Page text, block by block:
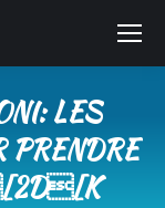
LES
PRENDRE